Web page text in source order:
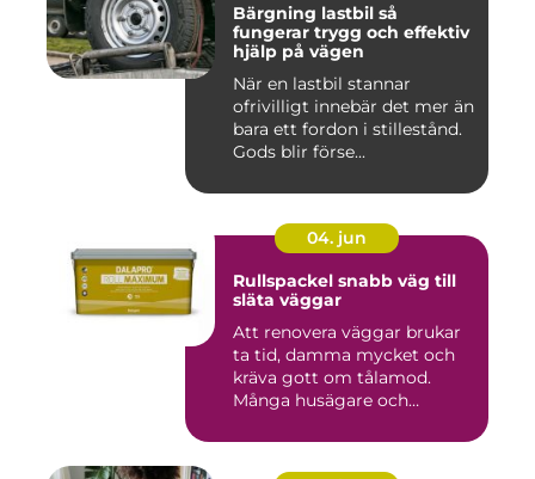
Bärgning lastbil så
fungerar trygg och effektiv
hjälp på vägen
När en lastbil stannar
ofrivilligt innebär det mer än
bara ett fordon i stillestånd.
Gods blir förse...
04. jun
Rullspackel snabb väg till
släta väggar
Att renovera väggar brukar
ta tid, damma mycket och
kräva gott om tålamod.
Många husägare och